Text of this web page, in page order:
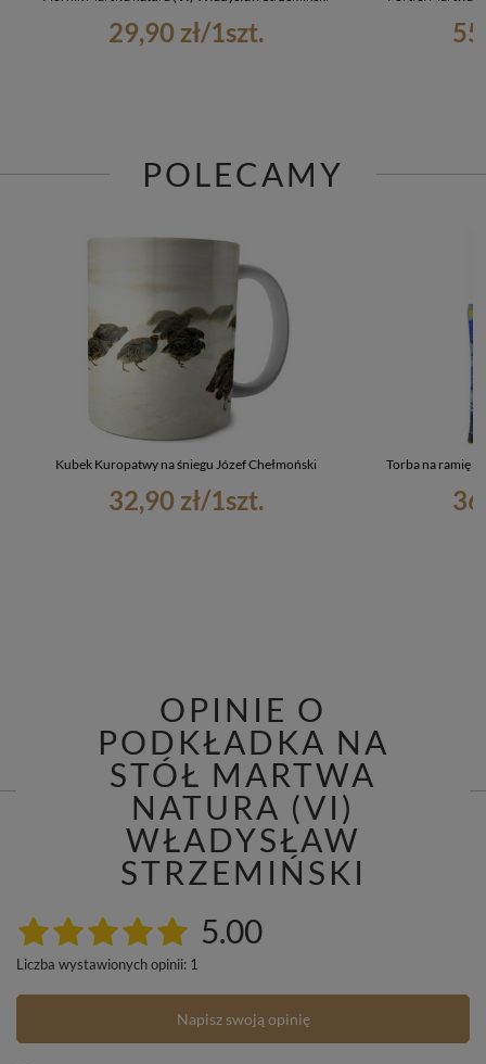
29,90 zł/1szt.
POLECAMY
Kubek Kuropatwy na śniegu Józef Chełmoński
32,90 zł/1szt.
Torba na ramię
OPINIE O
PODKŁADKA NA
STÓŁ MARTWA
NATURA (VI)
WŁADYSŁAW
STRZEMIŃSKI
5.00
Liczba wystawionych opinii: 1
Napisz swoją opinię